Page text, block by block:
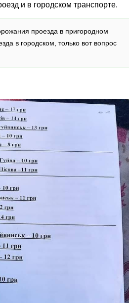
и в городском транспорте.
проезда в пригородном
в городском, только вот вопрос